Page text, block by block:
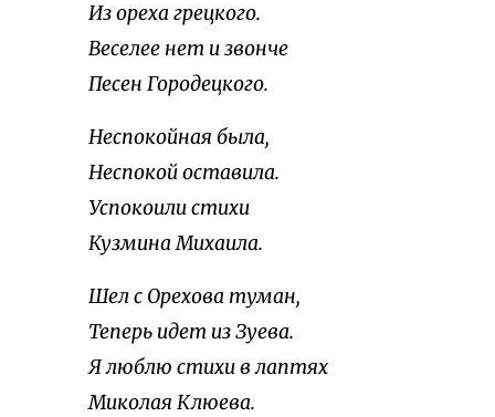
Из ореха грецкого.
Веселее нет и звонче
Песен Городецкого.
Неспокойная была,
Неспокой оставила.
Успокоили стихи
Кузмина Михаила.
Шел с Орехова туман,
Теперь идет из Зуева.
Я люблю стихи в лаптях
Миколая Клюева.